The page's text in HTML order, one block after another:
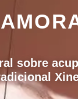
sobre